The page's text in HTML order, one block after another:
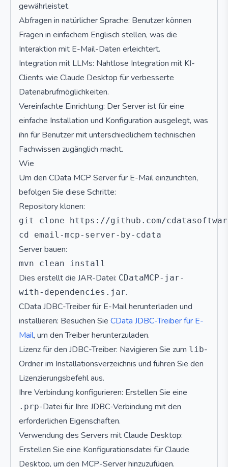
gewährleistet.
Abfragen in natürlicher Sprache: Benutzer können
Fragen in einfachem Englisch stellen, was die
Interaktion mit E-Mail-Daten erleichtert.
Integration mit LLMs: Nahtlose Integration mit KI-
Clients wie Claude Desktop für verbesserte
Datenabrufmöglichkeiten.
Vereinfachte Einrichtung: Der Server ist für eine
einfache Installation und Konfiguration ausgelegt, was
ihn für Benutzer mit unterschiedlichem technischen
Fachwissen zugänglich macht.
Wie
Um den CData MCP Server für E-Mail einzurichten,
befolgen Sie diese Schritte:
Repository klonen:
git clone https://github.com/
Server bauen:
Dies erstellt die JAR-Datei: CDataMCP-jar-
with-dependencies.jar.
CData JDBC-Treiber für E-Mail herunterladen und
installieren: Besuchen Sie CData JDBC-Treiber für E-
Mail, um den Treiber herunterzuladen.
Lizenz für den JDBC-Treiber: Navigieren Sie zum lib-
Ordner im Installationsverzeichnis und führen Sie den
Lizenzierungsbefehl aus.
Ihre Verbindung konfigurieren: Erstellen Sie eine
.prp-Datei für Ihre JDBC-Verbindung mit den
erforderlichen Eigenschaften.
Verwendung des Servers mit Claude Desktop:
Erstellen Sie eine Konfigurationsdatei für Claude
Desktop, um den MCP-Server hinzuzufügen.